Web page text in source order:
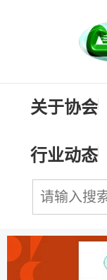
关于协会
行业动态